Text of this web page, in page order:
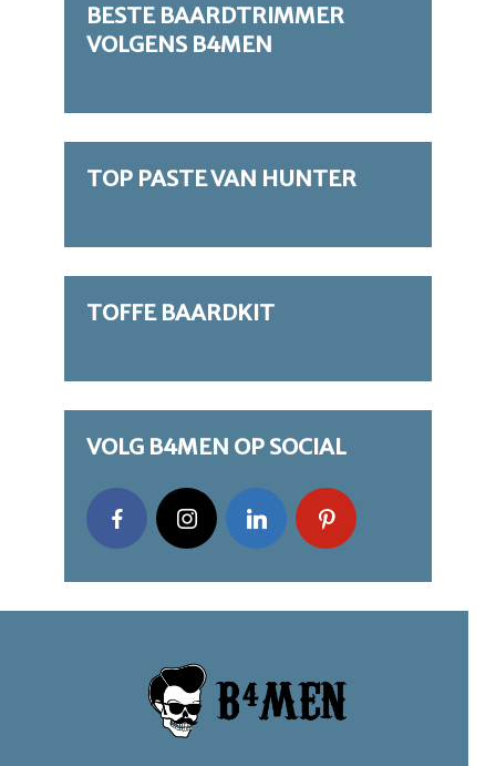
BESTE BAARDTRIMMER
VOLGENS B4MEN
TOP PASTE VAN HUNTER
TOFFE BAARDKIT
VOLG B4MEN OP SOCIAL